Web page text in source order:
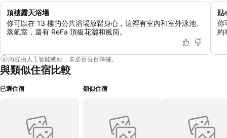
頂樓露天浴場
你可以在 13 樓的公共浴場放鬆身心，這裡有室內和室外泳池、
蒸氣室，還有 ReFa 頂級花灑和風筒。
貼
你
約
內容由人工智能總結，未必百分百準確。
與類似住宿比較
已選住宿 類似住宿